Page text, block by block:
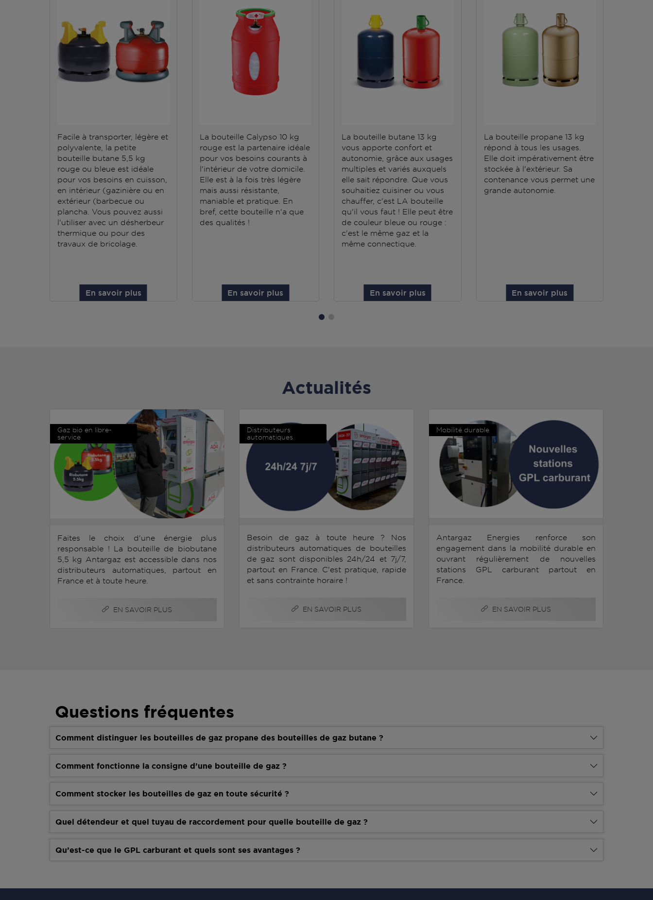
Facile à transporter, légère et
polyvalente, la petite
bouteille butane 5,5 kg
rouge ou bleue est idéale
pour vos besoins en cuisson,
en intérieur (gazinière ou en
extérieur (barbecue ou
plancha. Vous pouvez aussi
l'utiliser avec un désherbeur
thermique ou pour des
travaux de bricolage.
En savoir plus
La bouteille Calypso 10 kg
rouge est la partenaire idéale
pour vos besoins courants à
l'intérieur de votre domicile.
Elle est à la fois très légère
mais aussi résistante,
maniable et pratique. En
bref, cette bouteille n'a que
des qualités !
En savoir plus
La bouteille butane 13 kg
vous apporte confort et
autonomie, grâce aux usages
multiples et variés auxquels
elle sait répondre. Que vous
souhaitiez cuisiner ou vous
chauffer, c'est LA bouteille
qu'il vous faut ! Elle peut être
de couleur bleue ou rouge :
c'est le même gaz et la
même connectique.
En savoir plus
La bouteille propane 13 kg
répond à tous les usages.
Elle doit impérativement être
stockée à l'extérieur. Sa
contenance vous permet une
grande autonomie.
En savoir plus
Actualités
Gaz bio en libre-
service
Faites le choix d'une énergie plus
responsable ! La bouteille de biobutane
5,5 kg Antargaz est accessible dans nos
distributeurs automatiques, partout en
France et à toute heure.
EN SAVOIR PLUS
Distributeurs
automatiques
Besoin de gaz à toute heure ? Nos
distributeurs automatiques de bouteilles
de gaz sont disponibles 24h/24 et 7j/7,
partout en France. C'est pratique, rapide
et sans contrainte horaire !
EN SAVOIR PLUS
Mobilité durable
Antargaz Energies renforce son
engagement dans la mobilité durable en
ouvrant régulièrement de nouvelles
stations GPL carburant partout en
France.
EN SAVOIR PLUS
Questions fréquentes
Comment distinguer les bouteilles de gaz propane des bouteilles de gaz butane ?
Comment fonctionne la consigne d’une bouteille de gaz ?
Comment stocker les bouteilles de gaz en toute sécurité ?
Quel détendeur et quel tuyau de raccordement pour quelle bouteille de gaz ?
Qu’est-ce que le GPL carburant et quels sont ses avantages ?